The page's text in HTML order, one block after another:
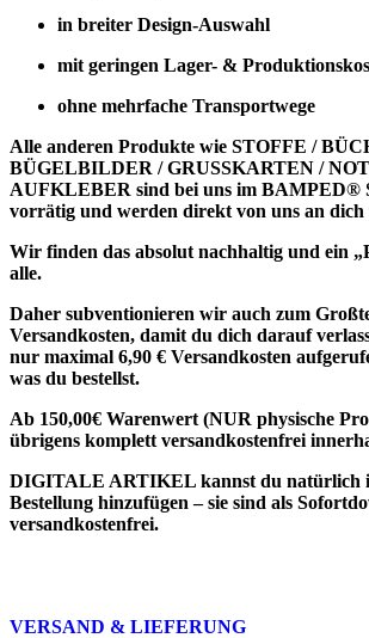
in breiter Design-Auswahl
mit geringen Lager- &
ohne mehrfache Transportwege
Alle anderen Produkte wie STOFFE /
BÜGELBILDER / GRUSSKARTEN /
AUFKLEBER sind bei uns im BAMPED®
vorrätig und werden direkt von uns an dich
Wir finden das absolut nachhaltig und ein
alle.
Daher subventionieren wir auch zum
Versandkosten, damit du dich darauf
nur maximal 6,90 € Versandkosten
was du bestellst.
Ab 150,00€ Warenwert (NUR physische
übrigens komplett versandkostenfrei
DIGITALE ARTIKEL kannst du natürlich
Bestellung hinzufügen – sie sind als
versandkostenfrei.
VERSAND & LIEFERUNG